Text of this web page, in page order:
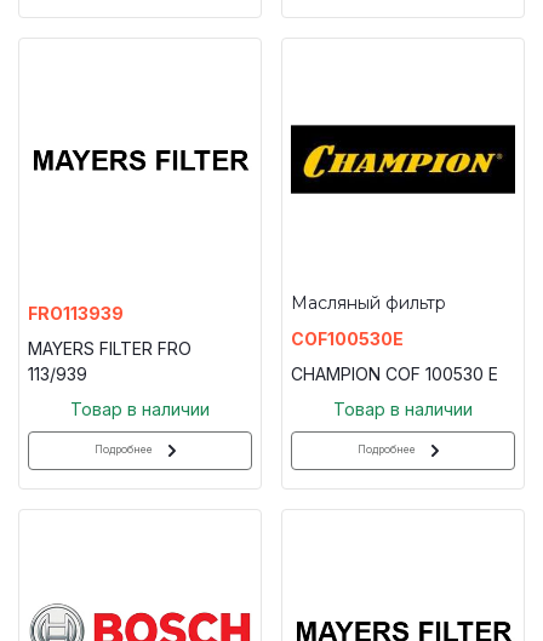
FRO113939
MAYERS FILTER FRO
113/939
Товар в наличии
Подробнее
Масляный фильтр
COF100530E
CHAMPION COF 100530 E
Товар в наличии
Подробнее